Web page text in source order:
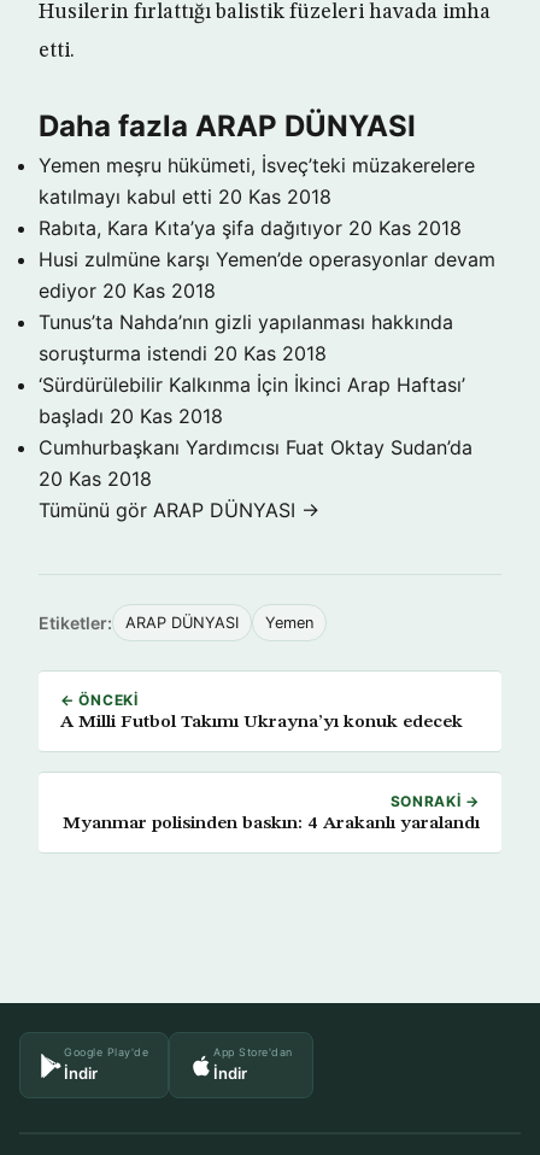
Husilerin fırlattığı balistik füzeleri havada imha
etti.
Daha fazla ARAP DÜNYASI
Yemen meşru hükümeti, İsveç’teki müzakerelere
katılmayı kabul etti 20 Kas 2018
Rabıta, Kara Kıta’ya şifa dağıtıyor 20 Kas 2018
Husi zulmüne karşı Yemen’de operasyonlar devam
ediyor 20 Kas 2018
Tunus’ta Nahda’nın gizli yapılanması hakkında
soruşturma istendi 20 Kas 2018
‘Sürdürülebilir Kalkınma İçin İkinci Arap Haftası’
başladı 20 Kas 2018
Cumhurbaşkanı Yardımcısı Fuat Oktay Sudan’da
20 Kas 2018
Tümünü gör ARAP DÜNYASI →
Etiketler: ARAP DÜNYASI Yemen
← ÖNCEKI
A Milli Futbol Takımı Ukrayna’yı konuk edecek
SONRAKI →
Myanmar polisinden baskın: 4 Arakanlı yaralandı
Google Play'de
İndir
App Store'dan
İndir